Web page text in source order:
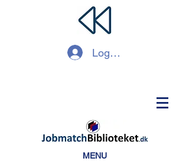
Log ind
MENU